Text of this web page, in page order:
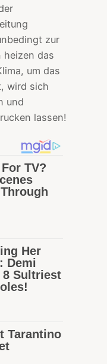
zur
heizen das
um das
wird sich
und
lassen!